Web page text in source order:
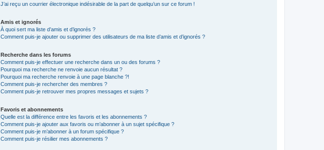
J’ai reçu un courrier électronique indésirable de la part de quelqu’un sur ce forum !
Amis et ignorés
À quoi sert ma liste d’amis et d’ignorés ?
Comment puis-je ajouter ou supprimer des utilisateurs de ma liste d’amis et d’ignorés ?
Recherche dans les forums
Comment puis-je effectuer une recherche dans un ou des forums ?
Pourquoi ma recherche ne renvoie aucun résultat ?
Pourquoi ma recherche renvoie à une page blanche ?!
Comment puis-je rechercher des membres ?
Comment puis-je retrouver mes propres messages et sujets ?
Favoris et abonnements
Quelle est la différence entre les favoris et les abonnements ?
Comment puis-je ajouter aux favoris ou m’abonner à un sujet spécifique ?
Comment puis-je m’abonner à un forum spécifique ?
Comment puis-je résilier mes abonnements ?